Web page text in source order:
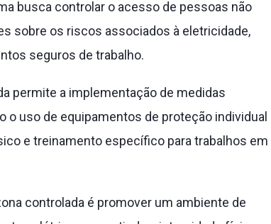
busca controlar o acesso de pessoas não
sobre os riscos associados à eletricidade,
seguros de trabalho.
permite a implementação de medidas
o uso de equipamentos de proteção individual
e treinamento específico para trabalhos em
controlada é promover um ambiente de